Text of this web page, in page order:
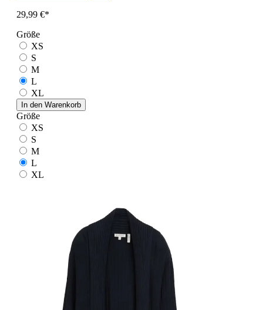
29,99 €*
Größe
XS
S
M
L
XL
In den Warenkorb
Größe
XS
S
M
L
XL